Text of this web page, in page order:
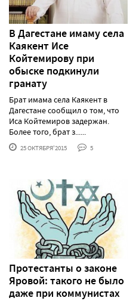
В Дагестане имаму села
Каякент Исе
Койтемирову при
обыске подкинули
гранату
Брат имама села Каякент в
Дагестане сообщил о том, что
Иса Койтемиров задержан.
Более того, брат з......
25 ОКТЯБРЯ'2015 5
Протестанты о законе
Яровой: такого не было
даже при коммунистах